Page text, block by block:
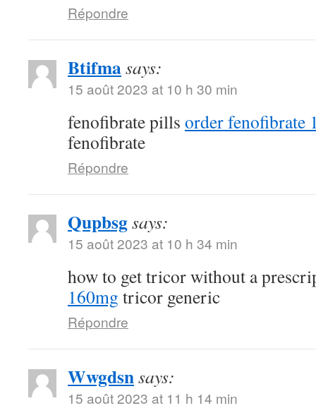
Répondre
Btifmasays:
15 août 2023 at 10 h 30 min
fenofibrate pills order fenofibrate
fenofibrate
Répondre
Qupbsgsays:
15 août 2023 at 10 h 34 min
how to get tricor without a
160mg tricor generic
Répondre
Wwgdsnsays:
15 août 2023 at 11 h 14 min